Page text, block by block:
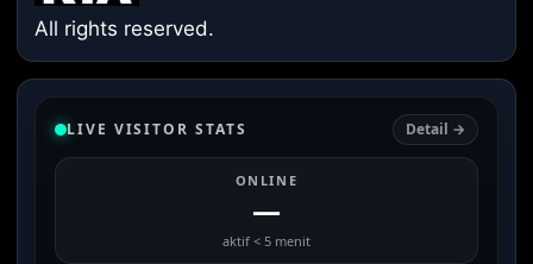
All rights reserved.
LIVE VISITOR STATS Detail →
ONLINE
—
aktif < 5 menit